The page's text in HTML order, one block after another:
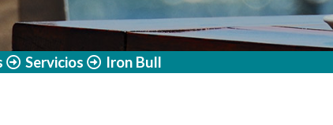
Servicios Iron Bull